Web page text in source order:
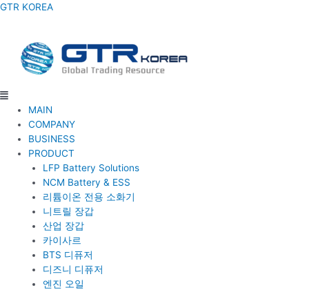
콘
뛰
GTR KOREA
Menu
MAIN
COMPANY
BUSINESS
PRODUCT
LFP Battery Solutions
NCM Battery & ESS
리튬이온 전용 소화기
니트릴 장갑
산업 장갑
카이사르
BTS 디퓨저
디즈니 디퓨저
엔진 오일